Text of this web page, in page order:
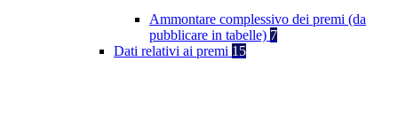
Ammontare complessivo dei premi (da
pubblicare in tabelle) 7
Dati relativi ai premi 15